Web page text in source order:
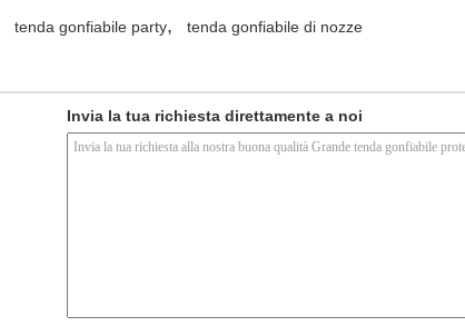
tenda gonfiabile party, tenda gonfiabile di nozze
Invia la tua richiesta direttamente a noi